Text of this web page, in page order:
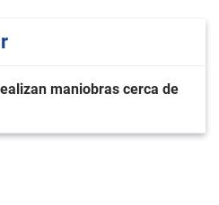
maniobras cerca de